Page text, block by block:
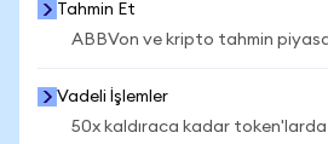
Tahmin Et
ABBVon ve kripto tahmin
Vadeli İşlemler
50x kaldıraca kadar token'larda